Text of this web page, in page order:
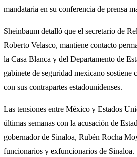
mandataria en su conferencia de prensa
Sheinbaum detalló que el secretario de
Roberto Velasco, mantiene contacto
la Casa Blanca y del Departamento de
gabinete de seguridad mexicano sostiene
con sus contrapartes estadounidenses.
Las tensiones entre México y Estados
últimas semanas con la acusación de
gobernador de Sinaloa, Rubén Rocha
funcionarios y exfuncionarios de Sinaloa.